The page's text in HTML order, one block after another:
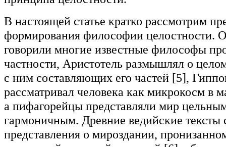
В настоящей статье кратко рассмотрим
формирования философии целостности.
говорили многие известные философы
частности, Аристотель размышлял о
с ним составляющих его частей [5],
рассматривал человека как микрокосм в
а пифагорейцы представляли мир
гармоничным. Древние ведийские тексты
представления о мироздании,